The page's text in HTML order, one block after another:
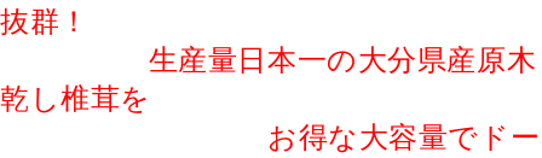
抜群！
生産量日本一の大分県産原木
乾し椎茸を
お得な大容量でドー